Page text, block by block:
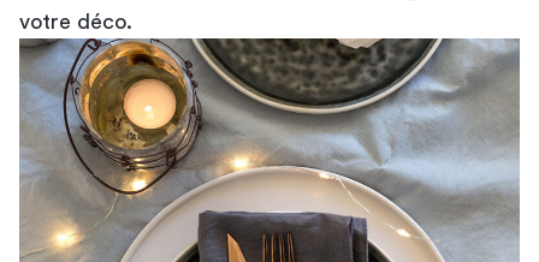
votre déco.